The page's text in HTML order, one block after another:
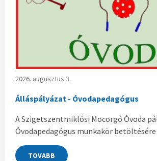
2026. augusztus 3.
Álláspályázat - Óvodapedagógus
A Szigetszentmiklósi Mocorgó Óvoda
Óvodapedagógus munkakör betöltésére
TOVABB